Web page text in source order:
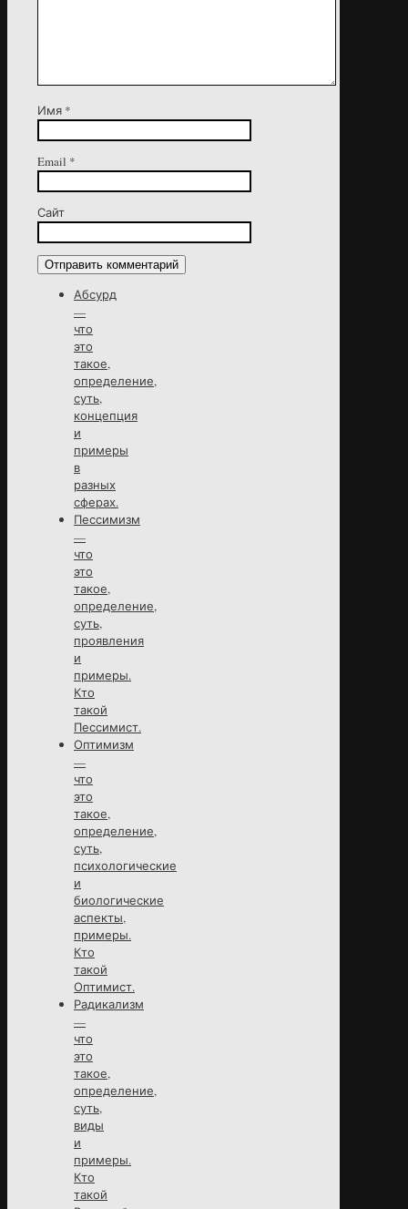
Имя *
Email *
Сайт
Абсурд
—
что
это
такое,
определение,
суть,
концепция
и
примеры
в
разных
сферах.
Пессимизм
—
что
это
такое,
определение,
суть,
проявления
и
примеры.
Кто
такой
Пессимист.
Оптимизм
—
что
это
такое,
определение,
суть,
психологические
и
биологические
аспекты,
примеры.
Кто
такой
Оптимист.
Радикализм
—
что
это
такое,
определение,
суть,
виды
и
примеры.
Кто
такой